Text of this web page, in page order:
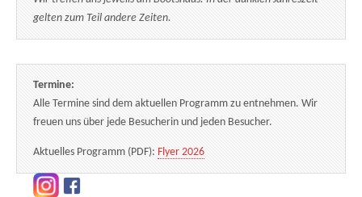
gelten zum Teil andere Zeiten.
Termine:
Alle Termine sind dem aktuellen Programm zu entnehmen. Wir
freuen uns über jede Besucherin und jeden Besucher.
Aktuelles Programm (PDF): Flyer 2026